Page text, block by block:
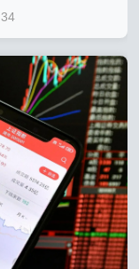
34